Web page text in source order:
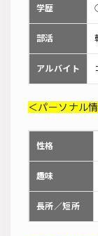
学歴
部活
アルバイト
＜パーソナル
性格
趣味
長所／短所